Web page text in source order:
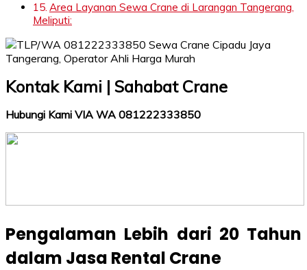
Area Layanan Sewa Crane di Larangan Tangerang,
Meliputi:
Kontak Kami | Sahabat Crane
Hubungi Kami VIA WA 081222333850
Pengalaman Lebih dari 20 Tahun
dalam Jasa Rental Crane